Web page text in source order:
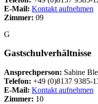
E-Mail: Kontakt aufnehmen
Zimmer: 09
G
Gastschulverhältnisse
Ansprechperson: Sabine
Telefon: +49 (0)8137 9385-
E-Mail: Kontakt aufnehmen
Zimmer: 10